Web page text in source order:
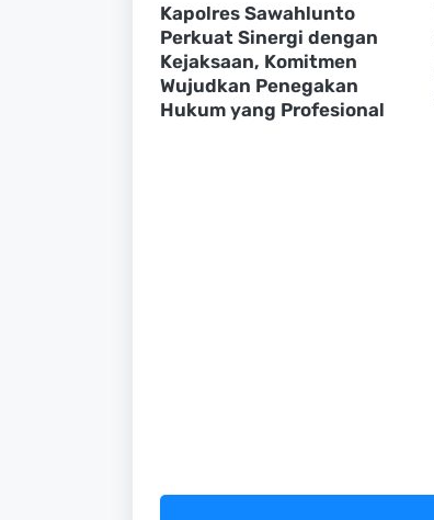
Kapolres Sawahlunto
Perkuat Sinergi dengan
Kejaksaan, Komitmen
Wujudkan Penegakan
Hukum yang Profesional